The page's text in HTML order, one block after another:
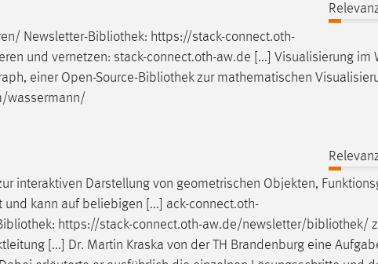
Newsletter-Bibliothek: https://stack-connect.oth-
und vernetzen: stack-connect.oth-aw.de [...] Visualisierung im
einer Open-Source-Bibliothekzur mathematischen
wassermann/
interaktiven Darstellung von geometrischen Objekten,
kann auf beliebigen [...] ack-connect.oth-
: https://stack-connect.oth-aw.de/newsletter/bibliothek/
[...] Dr. Martin Kraska von der TH Brandenburg eine